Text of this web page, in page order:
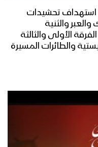
استهداف تحشيدات
والثنية
الأولى والثالثة
والطائرات المسيرة